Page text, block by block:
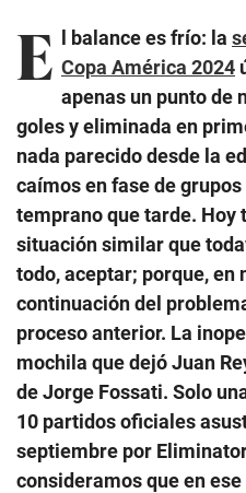
E l balance es frío: la
Copa América 2024
apenas un punto de
goles y eliminada en
nada parecido desde la
caímos en fase de
temprano que tarde. Hoy
situación similar que
todo, aceptar; porque, en
continuación del
proceso anterior. La
mochila que dejó Juan
de Jorge Fossati. Solo
10 partidos oficiales
septiembre por
consideramos que en